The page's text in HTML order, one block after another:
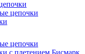
цепочки
цепочки
с плетением Бисмарк